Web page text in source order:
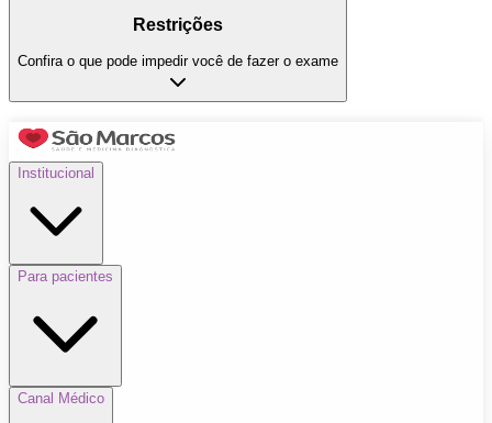
Restrições
Confira o que pode impedir você de fazer o exame
Institucional
Para pacientes
Canal Médico